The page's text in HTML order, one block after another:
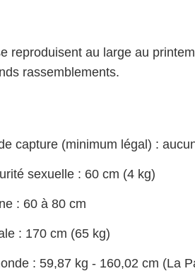
reproduisent au large au
rassemblements.
capture (minimum légal) :
sexuelle : 60 cm (4 kg)
: 60 à 80 cm
: 170 cm (65 kg)
: 59,87 kg - 160,02 cm (La